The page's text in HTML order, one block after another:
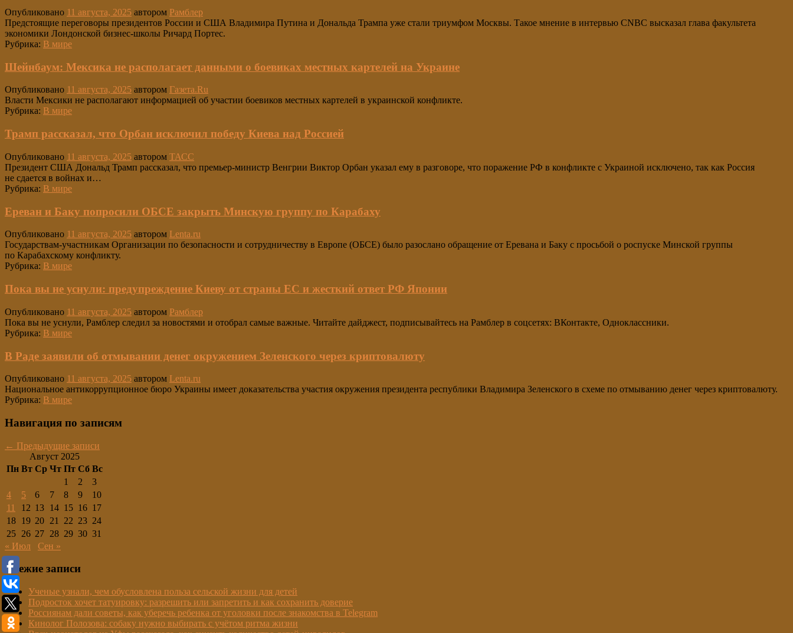
Опубликовано 11 августа, 2025 автором Рамблер
Предстоящие переговоры президентов России и США Владимира Путина и Дональда Трампа уже стали триумфом Москвы. Такое мнение в интервью CNBC высказал глава факультета
экономики Лондонской бизнес-школы Ричард Портес.
Рубрика: В мире
Шейнбаум: Мексика не располагает данными о боевиках местных картелей на Украине
Опубликовано 11 августа, 2025 автором Газета.Ru
Власти Мексики не располагают информацией об участии боевиков местных картелей в украинской конфликте.
Рубрика: В мире
Трамп рассказал, что Орбан исключил победу Киева над Россией
Опубликовано 11 августа, 2025 автором ТАСС
Президент США Дональд Трамп рассказал, что премьер-министр Венгрии Виктор Орбан указал ему в разговоре, что поражение РФ в конфликте с Украиной исключено, так как Россия
не сдается в войнах и…
Рубрика: В мире
Ереван и Баку попросили ОБСЕ закрыть Минскую группу по Карабаху
Опубликовано 11 августа, 2025 автором Lenta.ru
Государствам-участникам Организации по безопасности и сотрудничеству в Европе (ОБСЕ) было разослано обращение от Еревана и Баку с просьбой о роспуске Минской группы
по Карабахскому конфликту.
Рубрика: В мире
Пока вы не уснули: предупреждение Киеву от страны ЕС и жесткий ответ РФ Японии
Опубликовано 11 августа, 2025 автором Рамблер
Пока вы не уснули, Рамблер следил за новостями и отобрал самые важные. Читайте дайджест, подписывайтесь на Рамблер в соцсетях: ВКонтакте, Одноклассники.
Рубрика: В мире
В Раде заявили об отмывании денег окружением Зеленского через криптовалюту
Опубликовано 11 августа, 2025 автором Lenta.ru
Национальное антикоррупционное бюро Украины имеет доказательства участия окружения президента республики Владимира Зеленского в схеме по отмыванию денег через криптовалюту.
Рубрика: В мире
Навигация по записям
← Предыдущие записи
Август 2025
Пн Вт Ср Чт Пт Сб Вс
1
2
3
4
5 6 7 8 9
10
11
12 13 14 15 16 17
18 19 20 21 22 23 24
25 26 27 28 29 30 31
« Июл
Сен »
Свежие записи
Ученые узнали, чем обусловлена польза сельской жизни для детей
Подросток хочет татуировку: разрешить или запретить и как сохранить доверие
Россиянам дали советы, как уберечь ребенка от уголовки после знакомства в Telegram
Кинолог Полозова: собаку нужно выбирать с учётом ритма жизни